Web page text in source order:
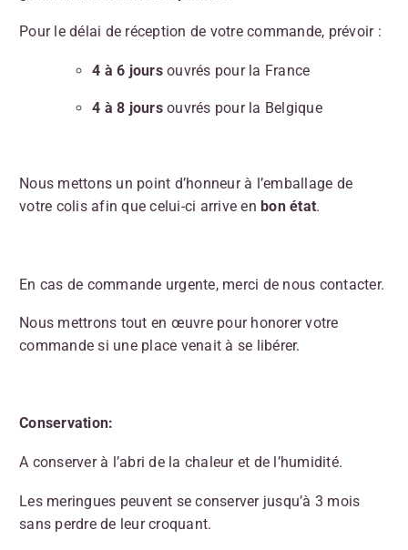
Pour le délai de réception de votre commande, prévoir :
4 à 6 jours ouvrés pour la France
4 à 8 jours ouvrés pour la Belgique
Nous mettons un point d’honneur à l’emballage de
votre colis afin que celui-ci arrive en bon état.
En cas de commande urgente, merci de nous contacter.
Nous mettrons tout en œuvre pour honorer votre
commande si une place venait à se libérer.
Conservation:
A conserver à l’abri de la chaleur et de l’humidité.
Les meringues peuvent se conserver jusqu’à 3 mois
sans perdre de leur croquant.